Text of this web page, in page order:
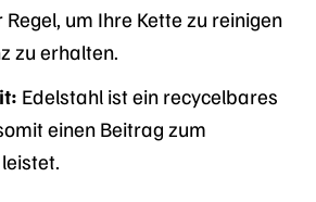
um Ihre Kette zu reinigen
zu erhalten.
Edelstahl ist ein recycelbares
einen Beitrag zum